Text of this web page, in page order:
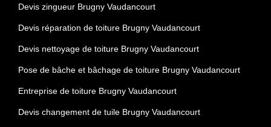
Devis zingueur Brugny Vaudancourt
Devis réparation de toiture Brugny Vaudancourt
Devis nettoyage de toiture Brugny Vaudancourt
Pose de bâche et bâchage de toiture Brugny Vaudancourt
Entreprise de toiture Brugny Vaudancourt
Devis changement de tuile Brugny Vaudancourt